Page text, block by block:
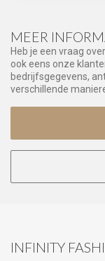
MEER
Heb je een vraag
ook eens onze
bedrijfsgegevens,
verschillende
INFINITY